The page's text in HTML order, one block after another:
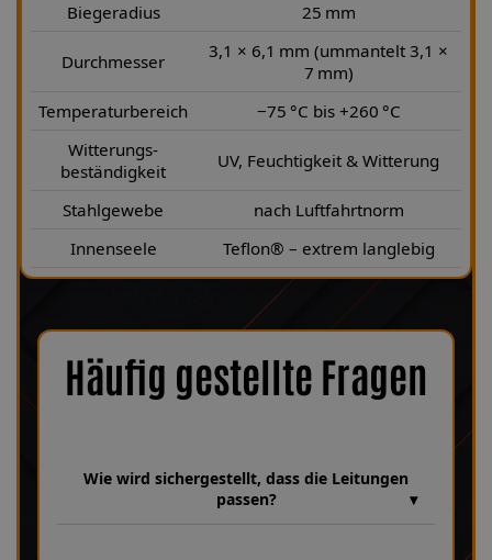
Biegeradius
25 mm
Durchmesser
3,1 × 6,1 mm (ummantelt 3,1 ×
7 mm)
Temperaturbereich
−75 °C bis +260 °C
Witterungs-
beständigkeit
UV, Feuchtigkeit & Witterung
Stahlgewebe
nach Luftfahrtnorm
Innenseele
Teflon® – extrem langlebig
Häufig gestellte Fragen
Wie wird sichergestellt, dass die Leitungen
passen?